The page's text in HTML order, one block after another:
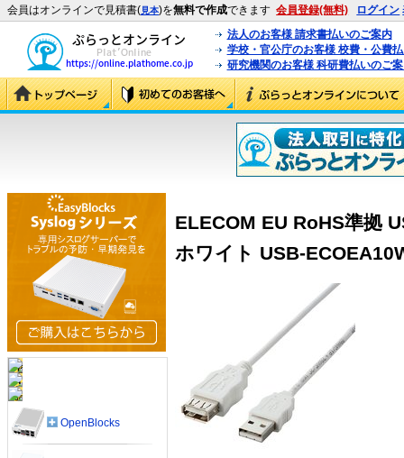
会員はオンラインで見積書(見本)を無料で作成できます 会員登録(無料) ログイン
法人のお客様 請求書払いのご案内
学校・官公庁のお客様 校費・公費
研究機関のお客様 科研費払いのご
ELECOM EU RoHS準拠
ホワイト USB-
OpenBlocks